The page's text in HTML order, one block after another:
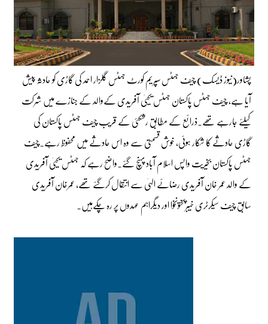
پشاور(نیوز ڈیسک) چیف جسٹس سپریم کورٹ جسٹس گلزار احمد کی گاڑی کو حادثہ پیش
آیا ہے، چیف جسٹس پاکستان جسٹس یحییٰ آفریدی کےوالد کے جنازے میں شرکت
کیلئے جارہے تھے۔ذرائع کے مطابق رشکئی کے قریب چیف جسٹس پاکستان کی
گاڑی حادثے کا شکار ہوئی، خوش قسمتی سے وہ اس حادثے میں محفوظ رہے۔چیف
جسٹس پاکستان بخیریت واپس اسلام آباد پہنچ گئے۔واضح رہے کہ جسٹس یحییٰ آفریدی
کے والد عمر خان آفریدی رضائے الہیٰ سے انتقال کرگئے تھے، عمرخان آفریدی
سابق چیف سیکرٹری خیبرپختونخوا اور دیگراہم عہدوں پر رہ چکےہیں۔